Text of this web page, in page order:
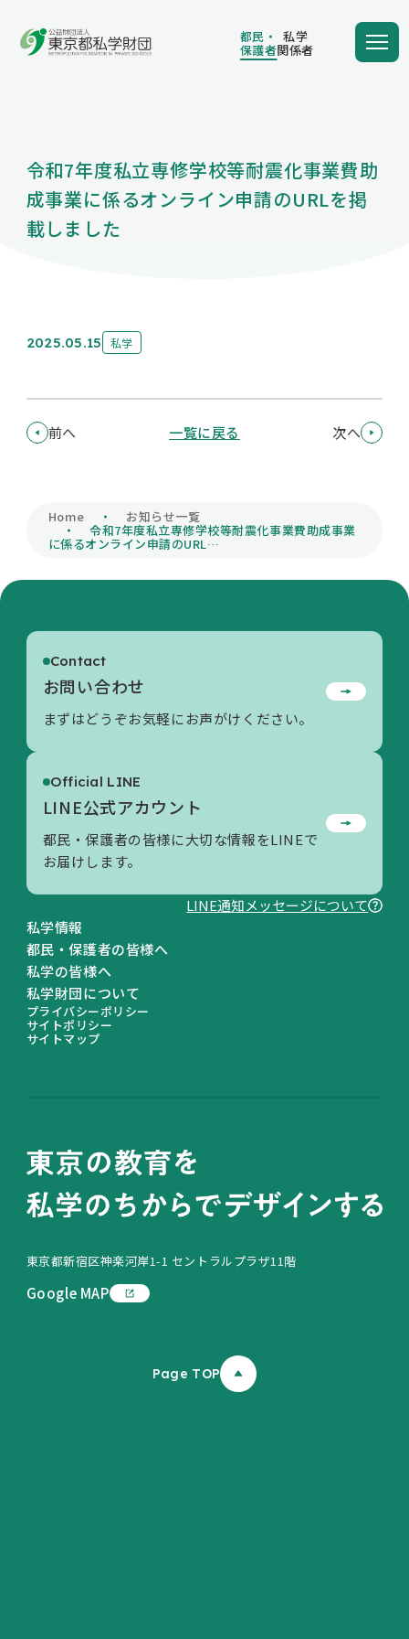
都民・
保護者
私学
関係者
学費の負担額が減る
保護者向け情報
私学財団について
私学情報
お問い合わせ
令和7年度私立専修学校等耐震化事業費助
成事業に係るオンライン申請のURLを掲
載しました
2025.05.15 私学
前へ 一覧に戻る 次へ
Home お知らせ一覧
令和7年度私立専修学校等耐震化事業費助成事業
に係るオンライン申請のURL…
東京都新宿区神楽河岸1-1 セントラルプラザ11階
Google MAP
Page TOP
私学情報
都民・保護者の皆様へ
私学の皆様へ
私学財団について
プライバシーポリシー
サイトポリシー
サイトマップ
Contact
お問い合わせ
まずはどうぞお気軽にお声がけください。
Official LINE
LINE公式アカウント
都民・保護者の皆様に大切な情報をLINEで
お届けします。
LINE通知メッセージについて